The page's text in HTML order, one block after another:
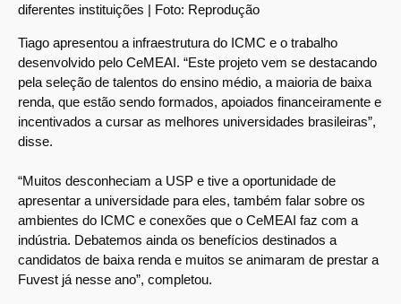
diferentes instituições | Foto: Reprodução
Tiago apresentou a infraestrutura do ICMC e o trabalho
desenvolvido pelo CeMEAI. “Este projeto vem se destacando
pela seleção de talentos do ensino médio, a maioria de baixa
renda, que estão sendo formados, apoiados financeiramente e
incentivados a cursar as melhores universidades brasileiras”,
disse.
“Muitos desconheciam a USP e tive a oportunidade de
apresentar a universidade para eles, também falar sobre os
ambientes do ICMC e conexões que o CeMEAI faz com a
indústria. Debatemos ainda os benefícios destinados a
candidatos de baixa renda e muitos se animaram de prestar a
Fuvest já nesse ano”, completou.